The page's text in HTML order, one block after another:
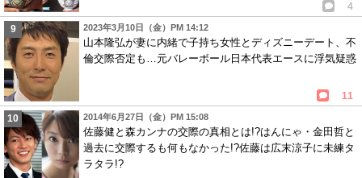
4
2023年3月10日（金）PM 14:12
山本隆弘が妻に内緒で子持ち女性とディズニーデート、不
倫交際否定も…元バレーボール日本代表エースに浮気疑惑
11
2014年6月27日（金）PM 15:08
佐藤健と森カンナの交際の真相とは!?はんにゃ・金田哲と
過去に交際するも何もなかった!?佐藤は広末涼子に未練タ
ラタラ!?